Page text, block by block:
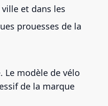
et dans les
prouesses de la
Le modèle de vélo
de la marque